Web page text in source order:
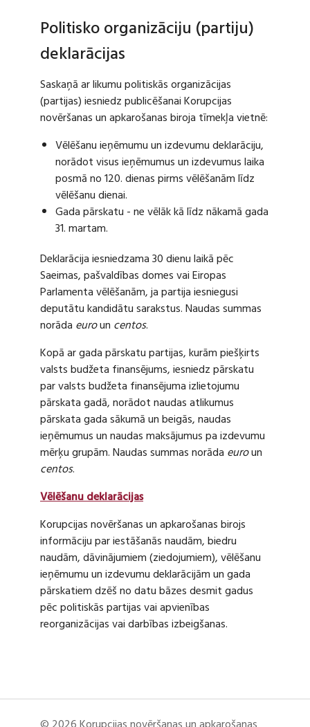
Politisko organizāciju (partiju)
deklarācijas
Saskaņā ar likumu politiskās organizācijas
(partijas) iesniedz publicēšanai Korupcijas
novēršanas un apkarošanas biroja tīmekļa vietnē:
Vēlēšanu ieņēmumu un izdevumu deklarāciju,
norādot visus ieņēmumus un izdevumus laika
posmā no 120. dienas pirms vēlēšanām līdz
vēlēšanu dienai.
Gada pārskatu - ne vēlāk kā līdz nākamā gada
31. martam.
Deklarācija iesniedzama 30 dienu laikā pēc
Saeimas, pašvaldības domes vai Eiropas
Parlamenta vēlēšanām, ja partija iesniegusi
deputātu kandidātu sarakstus. Naudas summas
norāda euroun centos.
Kopā ar gada pārskatu partijas, kurām piešķirts
valsts budžeta finansējums, iesniedz pārskatu
par valsts budžeta finansējuma izlietojumu
pārskata gadā, norādot naudas atlikumus
pārskata gada sākumā un beigās, naudas
ieņēmumus un naudas maksājumus pa izdevumu
mērķu grupām. Naudas summas norāda euroun
centos.
Vēlēšanu deklarācijas
Korupcijas novēršanas un apkarošanas birojs
informāciju par iestāšanās naudām, biedru
naudām, dāvinājumiem (ziedojumiem), vēlēšanu
ieņēmumu un izdevumu deklarācijām un gada
pārskatiem dzēš no datu bāzes desmit gadus
pēc politiskās partijas vai apvienības
reorganizācijas vai darbības izbeigšanas.